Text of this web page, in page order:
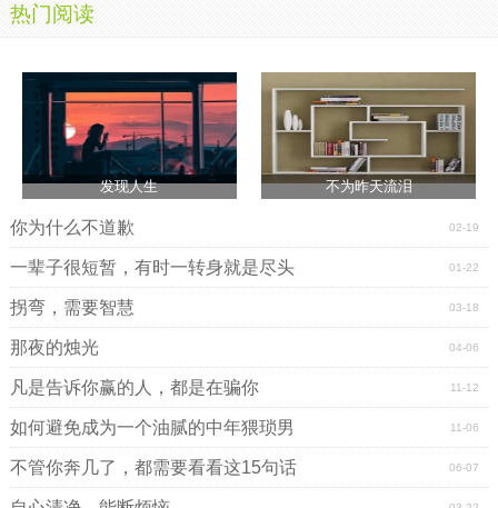
热门阅读
发现人生 不为昨天流泪
02-19
你为什么不道歉
01-22
一辈子很短暂，有时一转身就是尽头
03-18
拐弯，需要智慧
04-06
那夜的烛光
11-12
凡是告诉你赢的人，都是在骗你
11-06
如何避免成为一个油腻的中年猥琐男
06-07
不管你奔几了，都需要看看这15句话